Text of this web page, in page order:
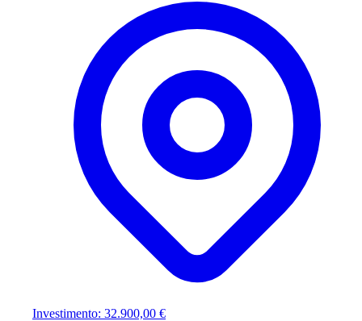
Investimento: 32.900,00 €